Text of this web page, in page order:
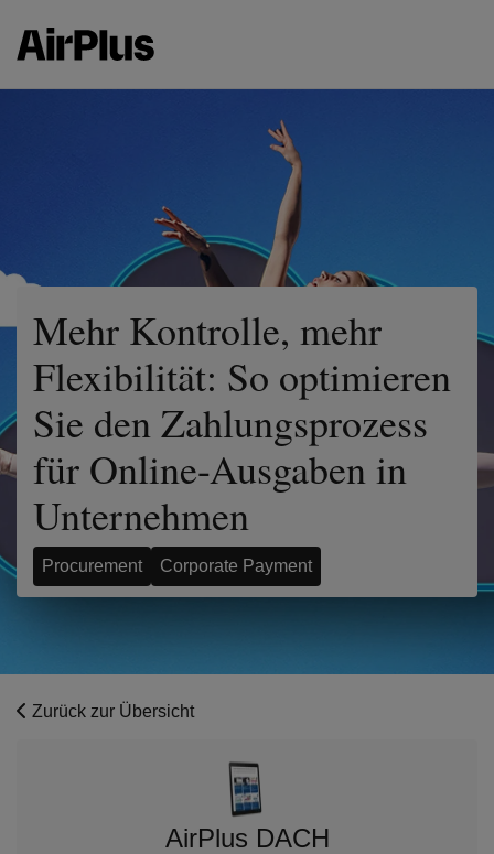
Mehr Kontrolle, mehr
Flexibilität: So optimieren
Sie den Zahlungsprozess
für Online-Ausgaben in
Unternehmen
Procurement Corporate Payment
Zurück zur Übersicht
AirPlus DACH